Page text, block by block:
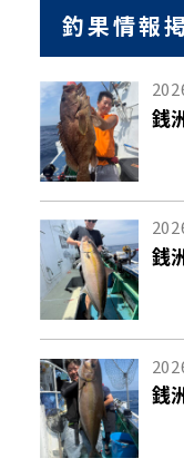
釣果情報
銭
銭
銭